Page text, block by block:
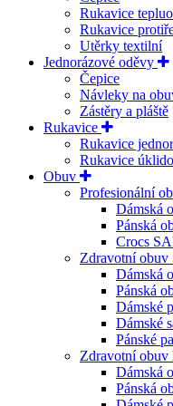
Rukavice
Rukavice
Utěrky textilní
Jednorázové oděvy
Čepice
Návleky na
Zástěry a pláště
Rukavice
Rukavice
Rukavice
Obuv
Profesionální
Dámská
Pánská
Crocs
Zdravotní
Dámská
Pánská
Dámské
Dámské
Pánské
Zdravotní
Dámská
Pánská